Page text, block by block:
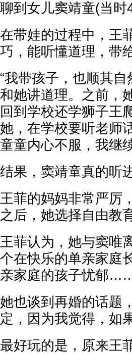
聊到女儿窦靖童(当
在带娃的过程中，王
巧，能听懂道理，带
“我带孩子，也顺其
和她讲道理。之前，
回到学校还学狮子王
她，在学校要听老师
童童内心不服，我
结果，窦靖童真的听
王菲的妈妈非常严厉
之后，她选择自由教
王菲认为，她与窦唯
个在快乐的单亲家庭
亲家庭的孩子忧郁
她也谈到再婚的话题
定，因为我觉得，如
最好玩的是，原来王